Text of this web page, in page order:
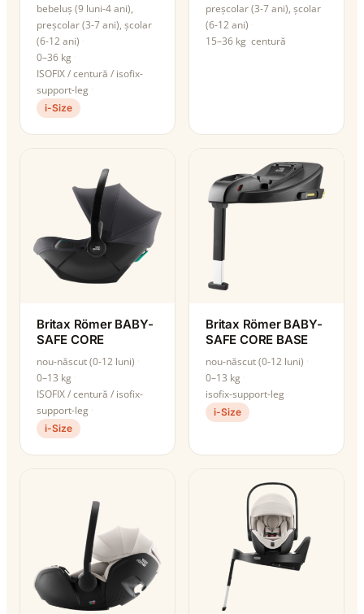
bebeluș (9 luni-4 ani),
preșcolar (3-7 ani), școlar
(6-12 ani)
0–36 kg
ISOFIX / centură / isofix-
support-leg
i-Size
preșcolar (3-7 ani), școlar
(6-12 ani)
15–36 kg centură
Britax Römer BABY-
SAFE CORE
nou-născut (0-12 luni)
0–13 kg
ISOFIX / centură / isofix-
support-leg
i-Size
Britax Römer BABY-
SAFE CORE BASE
nou-născut (0-12 luni)
0–13 kg
isofix-support-leg
i-Size